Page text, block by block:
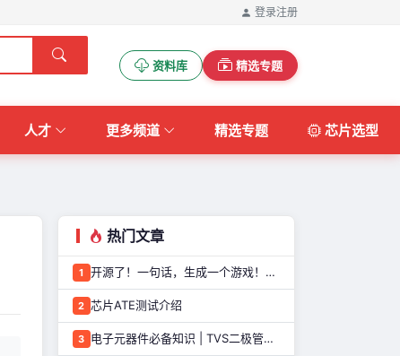
登录注册
资料库 精选专题
人才 更多频道 精选专题 芯片选型
热门文章
1 开源了！一句话，生成一个游戏！这个AI游戏机，太好玩了
2 芯片ATE测试介绍
3 电子元器件必备知识 | TVS二极管的定义、原理、类型和应用优势